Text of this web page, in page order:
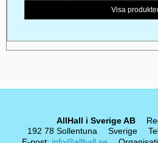
Visa
AllHall i Sverige AB
192 78 Sollentuna
Sverige